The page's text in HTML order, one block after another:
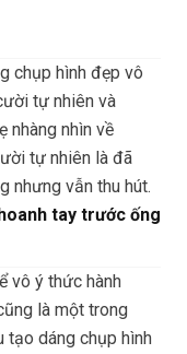
chụp hình đẹp vô
tự nhiên và
nhàng nhìn về
tự nhiên là đã
nhưng vẫn thu hút.
tay trước ống
vô ý thức hành
là một trong
tạo dáng chụp hình